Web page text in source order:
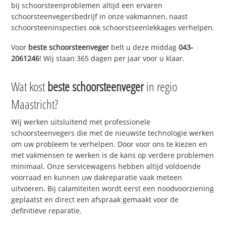
bij schoorsteenproblemen altijd een ervaren
schoorsteenvegersbedrijf in onze vakmannen, naast
schoorsteeninspecties ook schoorstseenlekkages verhelpen.
Voor beste schoorsteenveger belt u deze middag043-
2061246! Wij staan 365 dagen per jaar voor u klaar.
Wat kostbeste schoorsteenvegerin regio
Maastricht?
Wij werken uitsluitend met professionele
schoorsteenvegers die met de nieuwste technologie werken
om uw probleem te verhelpen. Door voor ons te kiezen en
met vakmensen te werken is de kans op verdere problemen
minimaal. Onze servicewagens hebben altijd voldoende
voorraad en kunnen uw dakreparatie vaak meteen
uitvoeren. Bij calamiteiten wordt eerst een noodvoorziening
geplaatst en direct een afspraak gemaakt voor de
definitieve reparatie.